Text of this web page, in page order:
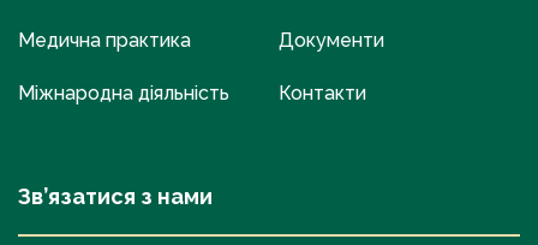
Медична практика
Міжнародна діяльність
Документи
Контакти
Зв’язатися з нами